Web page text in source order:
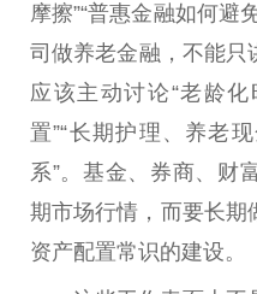
摩擦”“普惠金融如何避
司做养老金融，不能只
应该主动讨论“老龄
置”“长期护理、养老
系”。 基金、券商、财
期市场行情，而要长期
资产配置常识的建设。